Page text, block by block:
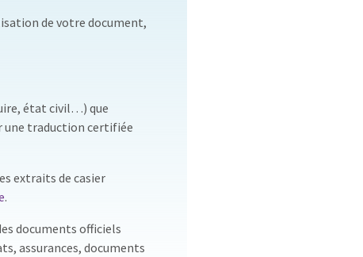
de votre document,
état civil…) que
une traduction certifiée
extraits de casier
.
documents officiels
assurances, documents